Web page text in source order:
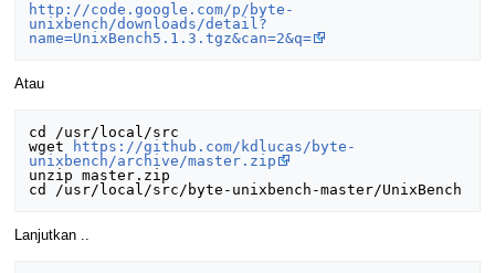
http://code.google.com/p/byte-
unixbench/downloads/detail?
name=UnixBench5.1.3.tgz&can=2&q=
Atau
cd /usr/local/src
wget
https://github.com/kdlucas/byte-
unixbench/archive/master.zip
unzip master.zip
Lanjutkan ..